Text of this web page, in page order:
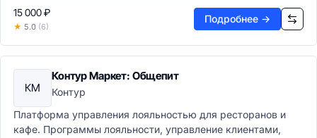
Корпоративные мессенджеры
Совместная работа
Виртуальные доски
Корпоративные соцсети
Файлообменники
Браузеры и интернет
15 000 ₽
★ 5.0 (6)
Подробнее →
КМ
Контур Маркет: Общепит
Контур
Платформа управления лояльностью для ресторанов и
кафе. Программы лояльности, управление клиентами,